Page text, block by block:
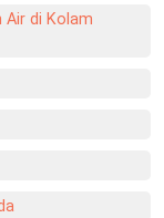
Air di Kolam